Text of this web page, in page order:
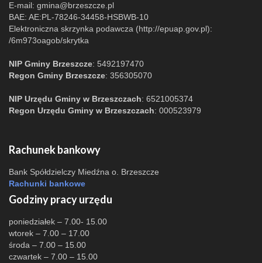
E-mail: gmina@brzeszcze.pl
BAE: AE:PL-78246-34458-HSBWB-10
Elektroniczna skrzynka podawcza (http://epuap.gov.pl):
/6m973oagob/skrytka
NIP Gminy Brzeszcze: 5492197470
Regon Gminy Brzeszcze: 356305070
NIP Urzędu Gminy w Brzeszczach: 6521005374
Regon Urzędu Gminy w Brzeszczach: 000523979
Rachunek bankowy
Bank Spółdzielczy Miedźna o. Brzeszcze
Rachunki bankowe
Godziny pracy urzędu
poniedziałek – 7.00- 15.00
wtorek – 7.00 – 17.00
środa – 7.00 – 15.00
czwartek – 7.00 – 15.00